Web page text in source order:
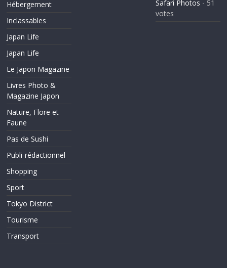
Hébergement
Inclassables
Japan Life
Japan Life
Le Japon Magazine
Livres Photo &
Magazine Japon
Nature, Flore et
Faune
Pas de Sushi
Publi-rédactionnel
Shopping
Sport
Tokyo District
Tourisme
Transport
Safari Photos - 51
votes